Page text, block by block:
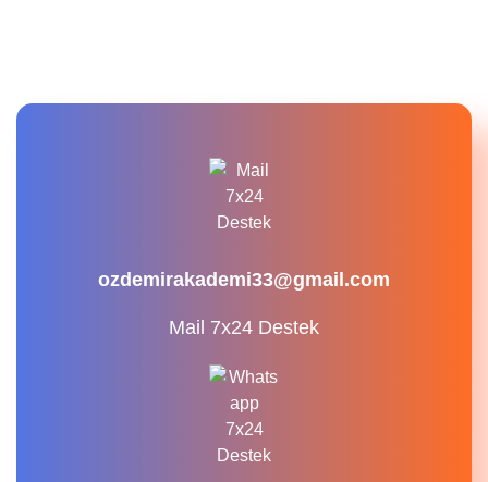
ozdemirakademi33@gmail.com
Mail 7x24 Destek